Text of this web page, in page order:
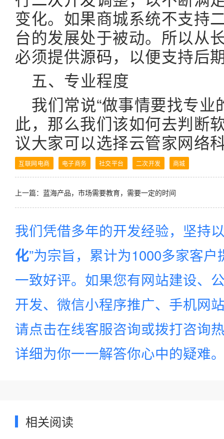
变化。如果商城系统不支持
台的发展处于被动。所以从
必须提供源码，以便支持后
五、专业程度
我们常说“做事情要找专
此，那么我们该如何去判断
议大家可以选择云管家网络
互联网电商 电子商务 社交平台 二次开发 商城
上一篇： 蓝海产品，市场需要教育，需要一定的时间
我们凭借多年的开发经验，坚持
化”为宗旨，累计为1000多家客
一致好评。如果您有网站建设、
开发、微信小程序推广、手机网
请点击在线客服咨询或拨打咨询
详细为你一一解答你心中的疑难
相关阅读